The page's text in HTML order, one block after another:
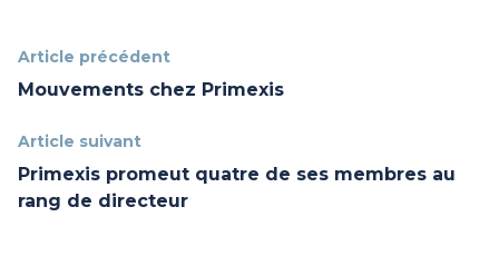
Article précédent
Mouvements chez Primexis
Article suivant
Primexis promeut quatre de ses membres au
rang de directeur